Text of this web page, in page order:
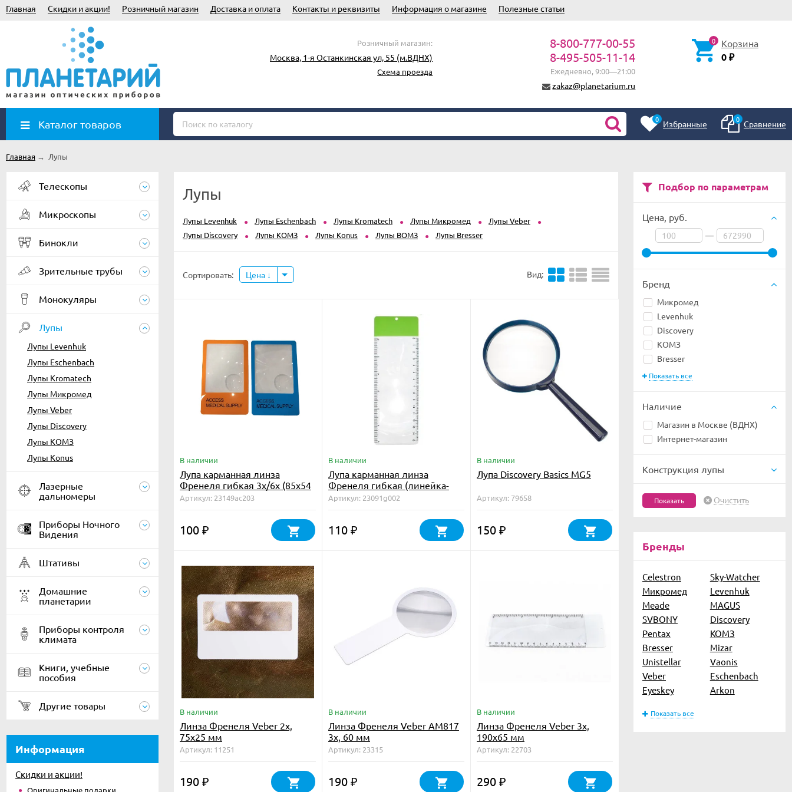
Главная Скидки и акции! Розничный магазин Доставка и оплата Контакты и реквизиты Информация о магазине Полезные статьи
Розничный магазин:
Москва, 1-я Останкинская ул, 55 (м.ВДНХ)
Схема проезда
8-800-777-00-55
8-495-505-11-14
Ежедневно, 9:00—21:00
zakaz@planetarium.ru
0 Корзина
0 ₽
Каталог товаров 0 Избранные 0 Сравнение
Главная → Лупы
Подбор по параметрам
Цена, руб.
—
Бренд
Микромед
Levenhuk
Discovery
КОМЗ
Bresser
Показать все
Наличие
Магазин в Москве (ВДНХ)
Интернет-магазин
Конструкция лупы
Очистить
Бренды
Celestron
Sky-Watcher
Микромед
Levenhuk
Meade
MAGUS
SVBONY
Discovery
Pentax
КОМЗ
Bresser
Mizar
Unistellar
Vaonis
Veber
Eschenbach
Eyeskey
Arkon
Показать все
Телескопы
Микроскопы
Бинокли
Зрительные трубы
Монокуляры
Лупы
Лупы Levenhuk
Лупы Eschenbach
Лупы Kromatech
Лупы Микромед
Лупы Veber
Лупы Discovery
Лупы КОМЗ
Лупы Konus
Лазерные
дальномеры
Приборы Ночного
Видения
Штативы
Домашние
планетарии
Приборы контроля
климата
Книги, учебные
пособия
Другие товары
Информация
Скидки и акции!
Оригинальные подарки
Лупы
Лупы Levenhuk Лупы Eschenbach Лупы Kromatech Лупы Микромед
Лупы Veber
Лупы Discovery
Лупы КОМЗ Лупы Konus Лупы ВОМЗ Лупы Bresser
Сортировать: Цена Вид:
В наличии
Лупа карманная линза
Френеля гибкая 3х/6х (85х54
мм кредитка вертикальная)
Артикул: 23149ac203
100 ₽
В наличии
Лупа карманная линза
Френеля гибкая (линейка-
закладка 190х65 мм) для
Артикул: 23091g002
110 ₽
В наличии
Лупа Discovery Basics MG5
Артикул: 79658
150 ₽
В наличии
Линза Френеля Veber 2x,
75x25 мм
Артикул: 11251
190 ₽
В наличии
Линза Френеля Veber АМ817
3x, 60 мм
Артикул: 23315
190 ₽
В наличии
Линза Френеля Veber 3x,
190x65 мм
Артикул: 22703
290 ₽